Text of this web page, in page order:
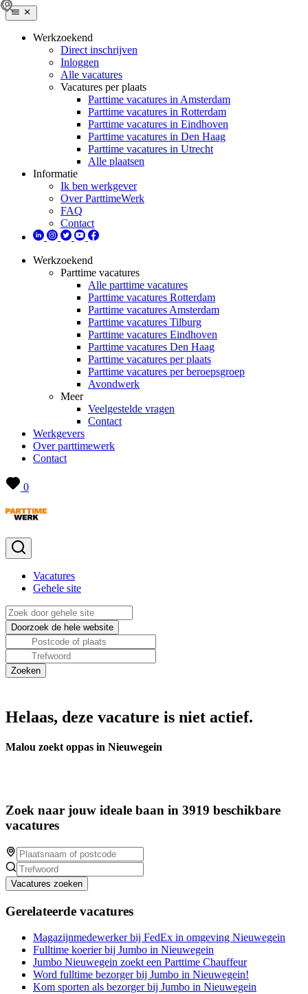
Werkzoekend
Direct inschrijven
Inloggen
Alle vacatures
Vacatures per plaats
Parttime vacatures in Amsterdam
Parttime vacatures in Rotterdam
Parttime vacatures in Eindhoven
Parttime vacatures in Den Haag
Parttime vacatures in Utrecht
Alle plaatsen
Informatie
Ik ben werkgever
Over ParttimeWerk
FAQ
Contact
Werkzoekend
Parttime vacatures
Alle parttime vacatures
Parttime vacatures Rotterdam
Parttime vacatures Amsterdam
Parttime vacatures Tilburg
Parttime vacatures Eindhoven
Parttime vacatures Den Haag
Parttime vacatures per plaats
Parttime vacatures per beroepsgroep
Avondwerk
Meer
Veelgestelde vragen
Contact
Werkgevers
Over parttimewerk
Contact
0
Vacatures
Gehele site
Helaas, deze vacature is niet actief.
Malou zoekt oppas in Nieuwegein
Zoek naar jouw ideale baan in 3919 beschikbare
vacatures
Vacatures zoeken
Gerelateerde vacatures
Magazijnmedewerker bij FedEx in omgeving Nieuwegein
Fulltime koerier bij Jumbo in Nieuwegein
Jumbo Nieuwegein zoekt een Parttime Chauffeur
Word fulltime bezorger bij Jumbo in Nieuwegein!
Kom sporten als bezorger bij Jumbo in Nieuwegein